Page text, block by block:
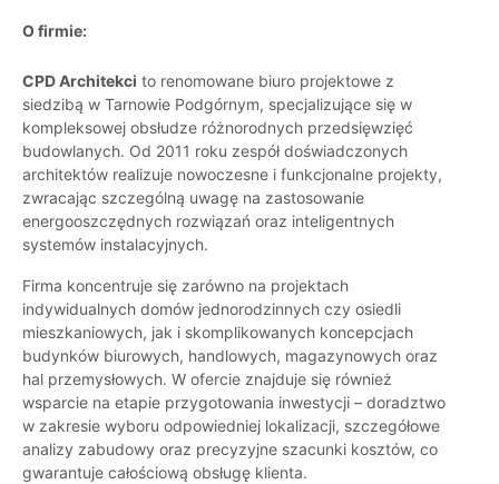
O firmie:
CPD Architekci to renomowane biuro projektowe z
siedzibą w Tarnowie Podgórnym, specjalizujące się w
kompleksowej obsłudze różnorodnych przedsięwzięć
budowlanych. Od 2011 roku zespół doświadczonych
architektów realizuje nowoczesne i funkcjonalne projekty,
zwracając szczególną uwagę na zastosowanie
energooszczędnych rozwiązań oraz inteligentnych
systemów instalacyjnych.
Firma koncentruje się zarówno na projektach
indywidualnych domów jednorodzinnych czy osiedli
mieszkaniowych, jak i skomplikowanych koncepcjach
budynków biurowych, handlowych, magazynowych oraz
hal przemysłowych. W ofercie znajduje się również
wsparcie na etapie przygotowania inwestycji – doradztwo
w zakresie wyboru odpowiedniej lokalizacji, szczegółowe
analizy zabudowy oraz precyzyjne szacunki kosztów, co
gwarantuje całościową obsługę klienta.